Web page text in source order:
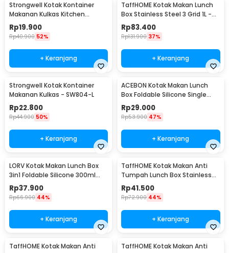
Strongwell Kotak Kontainer
Makanan Kulkas Kitchen
Storage Food Box - SW804-M
Rp19.900
Rp40.900 52%
+ Keranjang
TaffHOME Kotak Makan Lunch
Box Stainless Steel 3 Grid 1L -
OU1000
Rp83.400
Rp131.900 37%
+ Keranjang
Strongwell Kotak Kontainer
Makanan Kulkas - SW804-L
Rp22.800
Rp44.900 50%
+ Keranjang
ACEBON Kotak Makan Lunch
Box Foldable Silicone Single
Layer 800ml - TN99
Rp29.000
Rp53.900 47%
+ Keranjang
LORV Kotak Makan Lunch Box
3in1 Foldable Silicone 300ml
600ml 1200ml - B1
Rp37.900
Rp66.900 44%
+ Keranjang
TaffHOME Kotak Makan Anti
Tumpah Lunch Box Stainless
Steel 304 850ml - KT046
Rp41.500
Rp72.900 44%
+ Keranjang
TaffHOME Kotak Makan Anti
TaffHOME Kotak Makan Anti